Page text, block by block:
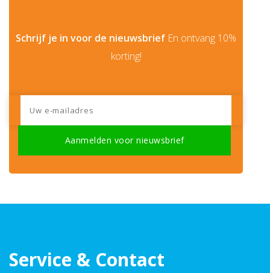
Schrijf je in voor de nieuwsbrief En ontvang 10%
korting!
Service & Contact